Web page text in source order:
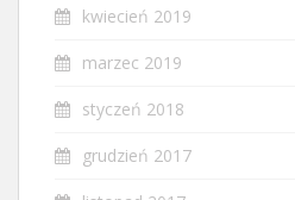
kwiecień 2019
marzec 2019
styczeń 2018
grudzień 2017